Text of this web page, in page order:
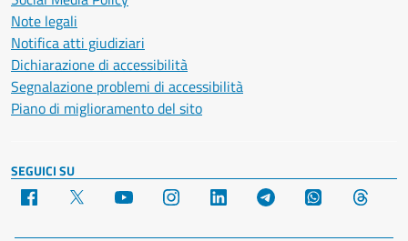
Note legali
Notifica atti giudiziari
Dichiarazione di accessibilità
Segnalazione problemi di accessibilità
Piano di miglioramento del sito
SEGUICI SU
Facebook YouTube Instagram LinkedIn Telegram WhatsApp